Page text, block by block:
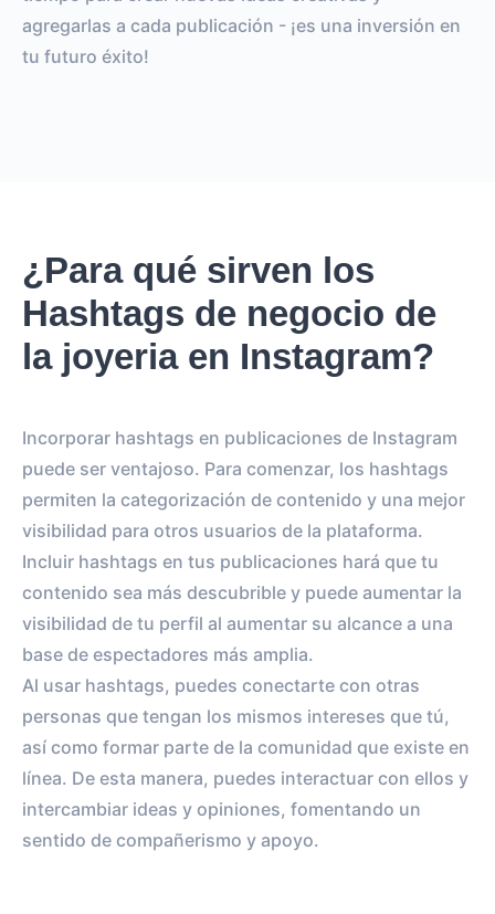
agregarlas a cada publicación - ¡es una inversión en
tu futuro éxito!
¿Para qué sirven los
Hashtags de negocio de
la joyeria en Instagram?
Incorporar hashtags en publicaciones de Instagram
puede ser ventajoso. Para comenzar, los hashtags
permiten la categorización de contenido y una mejor
visibilidad para otros usuarios de la plataforma.
Incluir hashtags en tus publicaciones hará que tu
contenido sea más descubrible y puede aumentar la
visibilidad de tu perfil al aumentar su alcance a una
base de espectadores más amplia.
Al usar hashtags, puedes conectarte con otras
personas que tengan los mismos intereses que tú,
así como formar parte de la comunidad que existe en
línea. De esta manera, puedes interactuar con ellos y
intercambiar ideas y opiniones, fomentando un
sentido de compañerismo y apoyo.